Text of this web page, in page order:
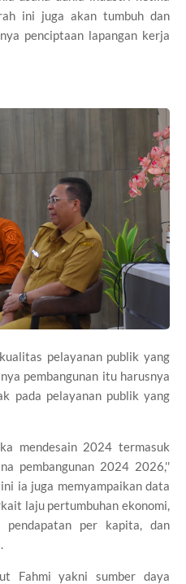
ini juga akan tumbuh dan
penciptaan lapangan kerja
pelayanan publik yang
pembangunan itu harusnya
pada pelayanan publik yang
mendesain 2024 termasuk
pembangunan 2024 2026,''
ia juga memyampaikan data
laju pertumbuhan ekonomi,
pendapatan per kapita, dan
Fahmi yakni sumber daya